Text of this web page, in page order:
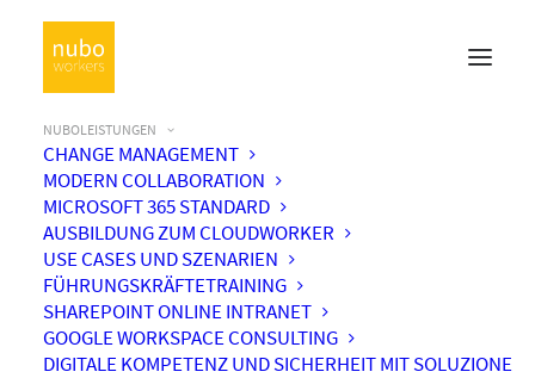
NUBOLEISTUNGEN
CHANGE MANAGEMENT
MODERN COLLABORATION
MICROSOFT 365 STANDARD
AUSBILDUNG ZUM CLOUDWORKER
USE CASES UND SZENARIEN
FÜHRUNGSKRÄFTETRAINING
SHAREPOINT ONLINE INTRANET
GOOGLE WORKSPACE CONSULTING
DIGITALE KOMPETENZ UND SICHERHEIT MIT SOLUZIONE